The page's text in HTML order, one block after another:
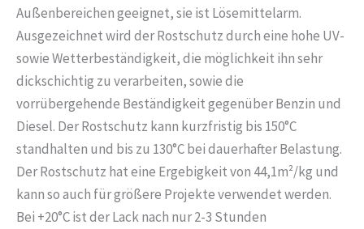
Außenbereichen geeignet, sie ist Lösemittelarm.
Ausgezeichnet wird der Rostschutz durch eine hohe UV-
sowie Wetterbeständigkeit, die möglichkeit ihn sehr
dickschichtig zu verarbeiten, sowie die
vorrübergehende Beständigkeit gegenüber Benzin und
Diesel. Der Rostschutz kann kurzfristig bis 150°C
standhalten und bis zu 130°C bei dauerhafter Belastung.
Der Rostschutz hat eine Ergebigkeit von 44,1m²/kg und
kann so auch für größere Projekte verwendet werden.
Bei +20°C ist der Lack nach nur 2-3 Stunden